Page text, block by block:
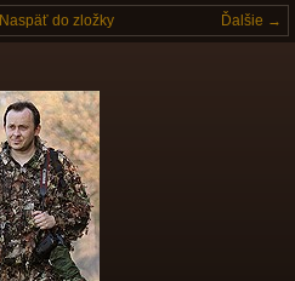
Ďalšie →
Naspäť do zložky